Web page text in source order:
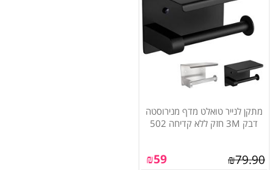
מתקן לנייר טואלט מדף מנירוסטה
דבק 3M חזק ללא קדיחה 502
₪79.90
₪59